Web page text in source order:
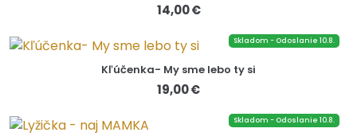
14,00 €
Skladom - Odoslanie 10.8.
Kľúčenka- My sme lebo ty si
19,00 €
Skladom - Odoslanie 10.8.